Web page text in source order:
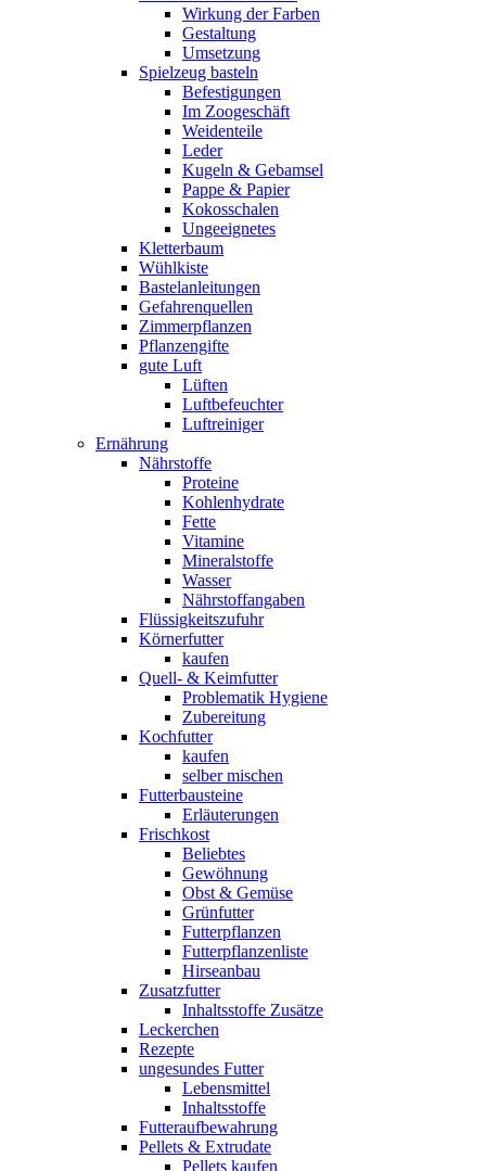
Wirkung der Farben
Gestaltung
Umsetzung
Spielzeug basteln
Befestigungen
Im Zoogeschäft
Weidenteile
Leder
Kugeln & Gebamsel
Pappe & Papier
Kokosschalen
Ungeeignetes
Kletterbaum
Wühlkiste
Bastelanleitungen
Gefahrenquellen
Zimmerpflanzen
Pflanzengifte
gute Luft
Lüften
Luftbefeuchter
Luftreiniger
Ernährung
Nährstoffe
Proteine
Kohlenhydrate
Fette
Vitamine
Mineralstoffe
Wasser
Nährstoffangaben
Flüssigkeitszufuhr
Körnerfutter
kaufen
Quell- & Keimfutter
Problematik Hygiene
Zubereitung
Kochfutter
kaufen
selber mischen
Futterbausteine
Erläuterungen
Frischkost
Beliebtes
Gewöhnung
Obst & Gemüse
Grünfutter
Futterpflanzen
Futterpflanzenliste
Hirseanbau
Zusatzfutter
Inhaltsstoffe Zusätze
Leckerchen
Rezepte
ungesundes Futter
Lebensmittel
Inhaltsstoffe
Futteraufbewahrung
Pellets & Extrudate
Pellets kaufen